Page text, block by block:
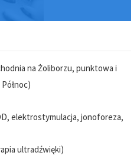
na Żoliborzu, punktowa i
elektrostymulacja, jonoforeza,
ultradźwięki)